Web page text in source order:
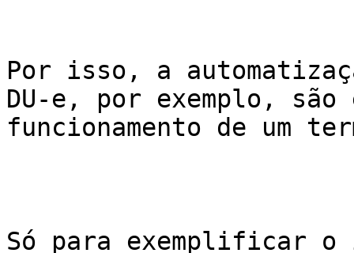
Por isso, a
DU-e, por exemplo,
funcionamento de um
Só para exemplificar o